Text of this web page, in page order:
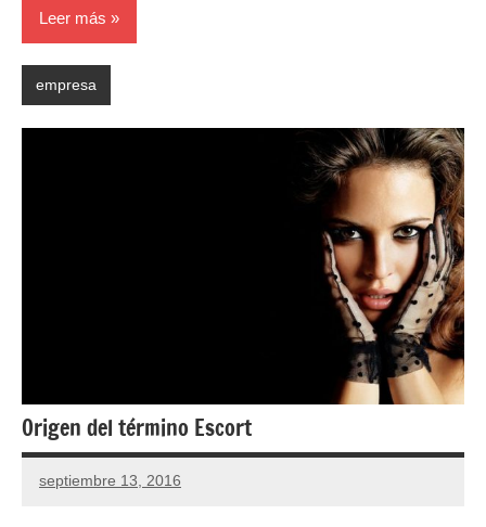
Leer más
empresa
Origen del término Escort
septiembre 13, 2016
No